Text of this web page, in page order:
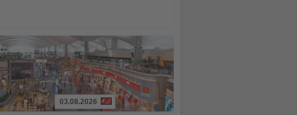
03.08.2026